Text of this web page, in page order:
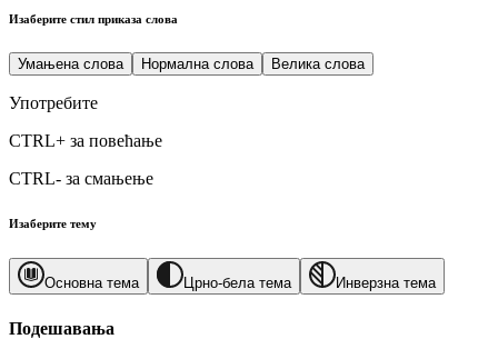
Изаберите стил приказа слова
Умањена слова Нормална слова Велика слова
Употребите
CTRL+ за повећање
CTRL- за смањење
Изаберите тему
Основна тема Црно-бела тема Инверзна тема
Подешавања